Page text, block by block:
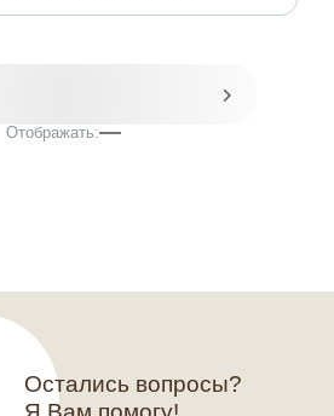
2
Отображать:
Остались вопросы?